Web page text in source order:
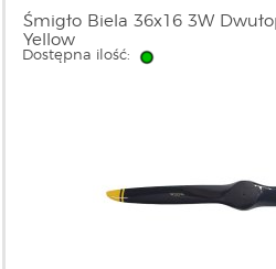
Śmigło Biela 36x16 3W
Yellow
Dostępna ilość: